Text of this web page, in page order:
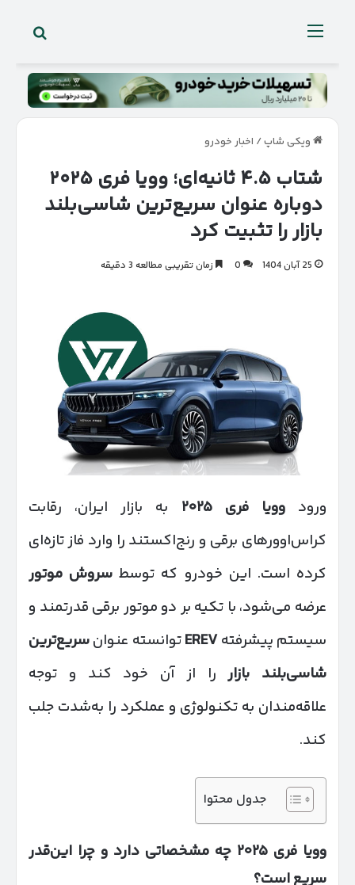
منو
ویکی شاپ/ اخبار خودرو
شتاب ۴.۵ ثانیه‌ای؛ وویا فری ۲۰۲۵
دوباره عنوان سریع‌ترین شاسی‌بلند
بازار را تثبیت کرد
25 آبان 1404 0 زمان تقریبی مطالعه 3 دقیقه
ورودوویا فری۲۰۲۵ به بازار ایران، رقابت
کراس‌اوورهای برقی و رنج‌اکستند را وارد فاز تازه‌ای
کرده است. این خودرو که توسط سروش موتور
عرضه می‌شود، با تکیه بر دو موتور برقی قدرتمند و
سیستم پیشرفتهEREVتوانسته عنوانسریع‌ترین
شاسی‌بلند بازاررا از آن خود کند و توجه
علاقه‌مندان به تکنولوژی و عملکرد را به‌شدت جلب
کند.
جدول محتوا
وویا فری ۲۰۲۵ چه مشخصاتی دارد و چرا این‌قدر
سریع است؟